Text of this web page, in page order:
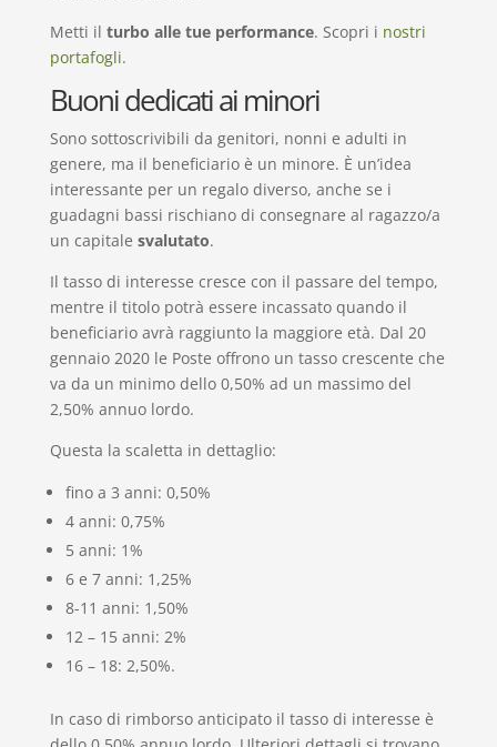
Metti il turbo alle tue performance. Scopri i nostri
portafogli.
Buoni dedicati ai minori
Sono sottoscrivibili da genitori, nonni e adulti in
genere, ma il beneficiario è un minore. È un’idea
interessante per un regalo diverso, anche se i
guadagni bassi rischiano di consegnare al ragazzo/a
un capitale svalutato.
Il tasso di interesse cresce con il passare del tempo,
mentre il titolo potrà essere incassato quando il
beneficiario avrà raggiunto la maggiore età. Dal 20
gennaio 2020 le Poste offrono un tasso crescente che
va da un minimo dello 0,50% ad un massimo del
2,50% annuo lordo.
Questa la scaletta in dettaglio:
fino a 3 anni: 0,50%
4 anni: 0,75%
5 anni: 1%
6 e 7 anni: 1,25%
8-11 anni: 1,50%
12 – 15 anni: 2%
16 – 18: 2,50%.
In caso di rimborso anticipato il tasso di interesse è